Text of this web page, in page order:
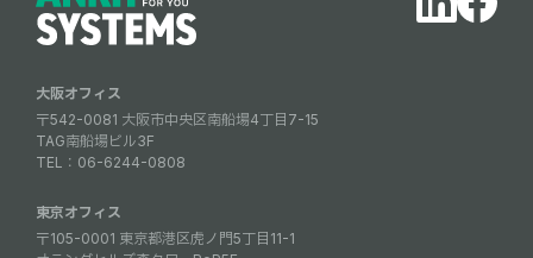
大阪オフィス
〒542-0081 大阪市中央区南船場4丁目7-15
TAG南船場ビル3F
TEL： 06-6244-0808
東京オフィス
〒105-0001 東京都港区虎ノ門5丁目11-1